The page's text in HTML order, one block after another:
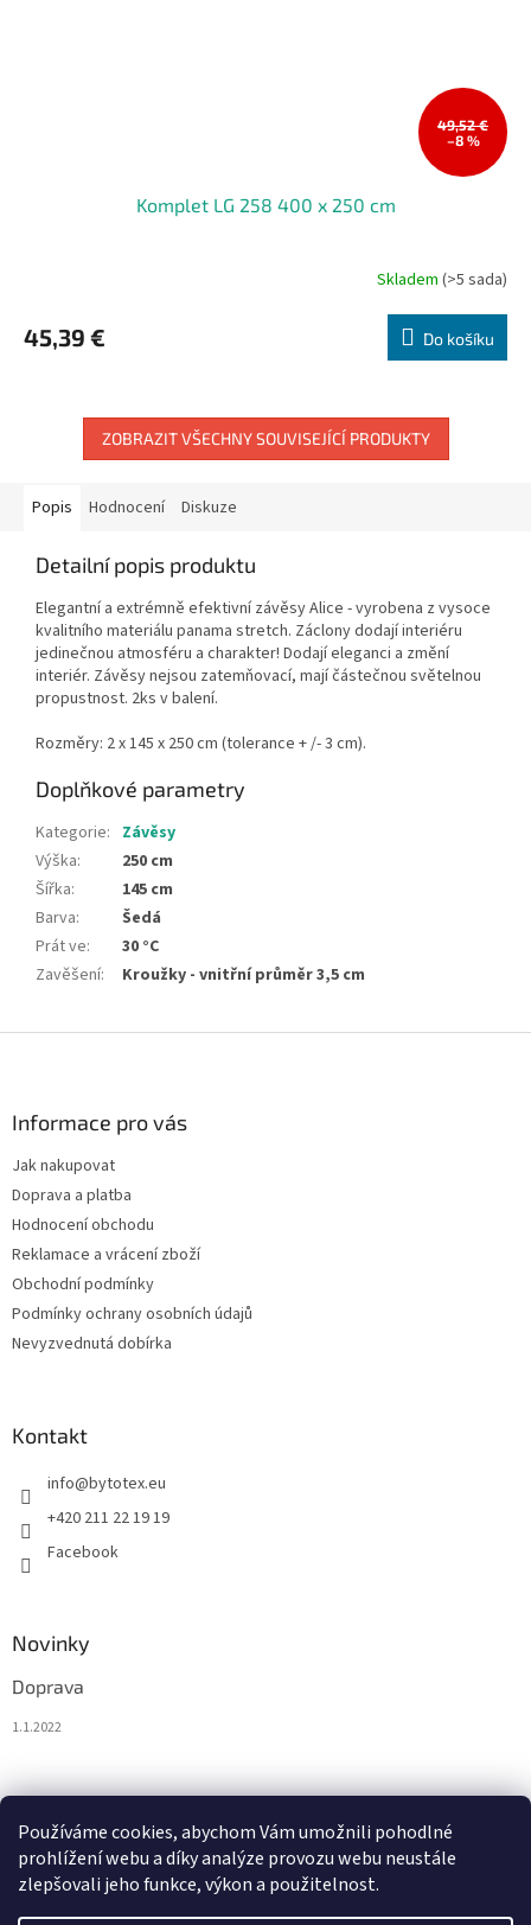
Používáme cookies, abychom Vám umožnili pohodlné
prohlížení webu a díky analýze provozu webu neustále
zlepšovali jeho funkce, výkon a použitelnost.
49,52 €
–8 %
Komplet LG 258 400 x 250 cm
Skladem (>5 sada)
45,39 € Do košíku
ZOBRAZIT VŠECHNY SOUVISEJÍCÍ PRODUKTY
Popis Hodnocení Diskuze
Detailní popis produktu
Elegantní a extrémně efektivní závěsy Alice - vyrobena z vysoce
kvalitního materiálu panama stretch. Záclony dodají interiéru
jedinečnou atmosféru a charakter! Dodají eleganci a změní
interiér. Závěsy nejsou zatemňovací, mají částečnou světelnou
propustnost. 2ks v balení.
Rozměry: 2 x 145 x 250 cm (tolerance + /- 3 cm).
Doplňkové parametry
Kategorie: Závěsy
Výška:
250 cm
Šířka:
145 cm
Barva:
Šedá
Prát ve:
30 °C
Zavěšení: Kroužky - vnitřní průměr 3,5 cm
Informace pro vás
Jak nakupovat
Doprava a platba
Hodnocení obchodu
Reklamace a vrácení zboží
Obchodní podmínky
Podmínky ochrany osobních údajů
Nevyzvednutá dobírka
Kontakt
info@bytotex.eu
+420 211 22 19 19
Facebook
Novinky
Doprava
1.1.2022
0KS /0 €